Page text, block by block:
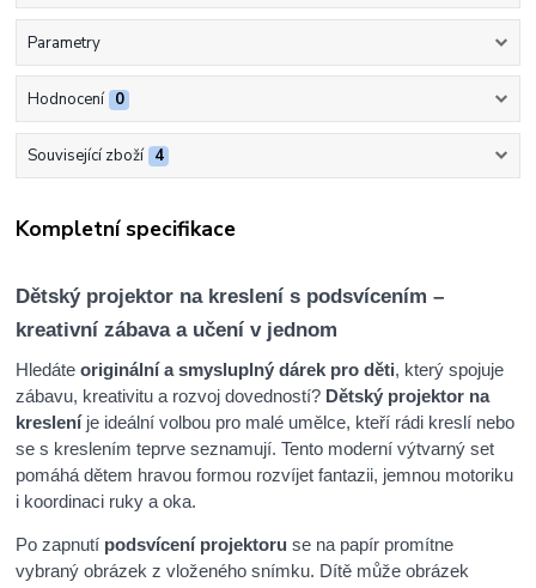
Parametry
Hodnocení 0
Související zboží 4
Kompletní specifikace
Dětský projektor na kreslení s podsvícením –
kreativní zábava a učení v jednom
Hledáteoriginální a smysluplný dárek pro děti, který spojuje
zábavu, kreativitu a rozvoj dovedností? Dětský projektor na
kresleníje ideální volbou pro malé umělce, kteří rádi kreslí nebo
se s kreslením teprve seznamují. Tento moderní výtvarný set
pomáhá dětem hravou formou rozvíjet fantazii, jemnou motoriku
i koordinaci ruky a oka.
Po zapnutí podsvícení projektoru se na papír promítne
vybraný obrázek z vloženého snímku. Dítě může obrázek